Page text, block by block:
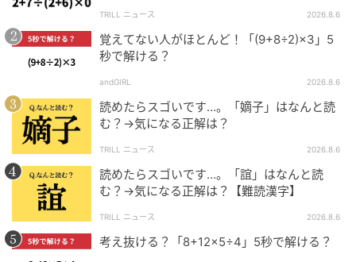
TRILL ニュース 2026.8.6
覚えてない人がほとんど！「(9+8÷2)×3」5
秒で解ける？
andGIRL 2026.8.6
読めたらスゴいです…。「嫡子」はなんと読
む？→気になる正解は？
TRILL ニュース 2026.8.6
読めたらスゴいです…。「誼」はなんと読
む？→気になる正解は？【難読漢字】
TRILL ニュース 2026.8.6
考え抜ける？「8+12×5÷4」5秒で解ける？